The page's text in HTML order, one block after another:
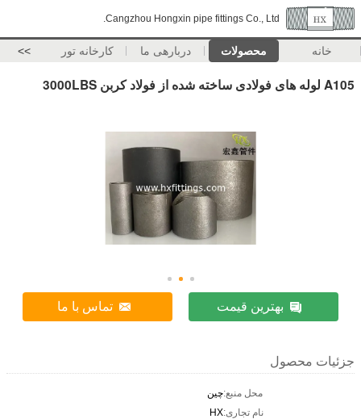
Cangzhou Hongxin pipe fittings Co., Ltd.
خانه محصولات دربارهی ما کارخانه تور >>
A105 لوله های فولادی ساخته شده از فولاد کربن 3000LBS
بهترین قیمت تماس با ما
جزئیات محصول
محل منبع:چین
نام تجاری:HX